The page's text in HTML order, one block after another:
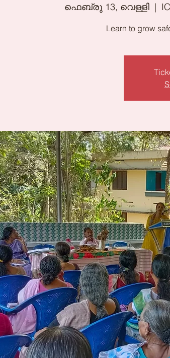
ഫെബ്രു 13, വെള്ളി
  |
Learn to grow